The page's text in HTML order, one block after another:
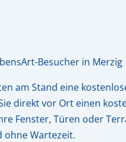
Besucher in Merzig
am Stand eine
direkt vor Ort einen
Fenster, Türen oder
ohne Wartezeit.